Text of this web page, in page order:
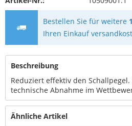
Bestellen Sie für weitere
Ihren Einkauf
Beschreibung
Reduziert effektiv den
technische Abnahme im
Ähnliche Artikel